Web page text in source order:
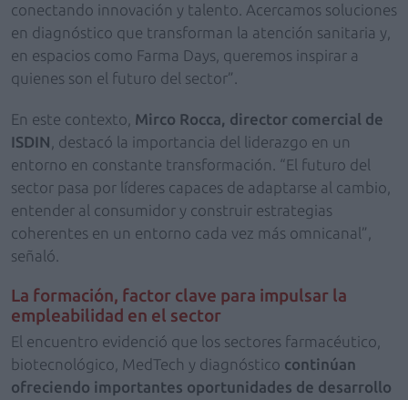
conectando innovación y talento. Acercamos soluciones
en diagnóstico que transforman la atención sanitaria y,
en espacios como Farma Days, queremos inspirar a
quienes son el futuro del sector”.
En este contexto, Mirco Rocca, director comercial de
ISDIN , destacó la importancia del liderazgo en un
entorno en constante transformación. “El futuro del
sector pasa por líderes capaces de adaptarse al cambio,
entender al consumidor y construir estrategias
coherentes en un entorno cada vez más omnicanal”,
señaló.
La formación, factor clave para impulsar la
empleabilidad en el sector
El encuentro evidenció que los sectores farmacéutico,
biotecnológico, MedTech y diagnóstico continúan
ofreciendo importantes oportunidades de desarrollo